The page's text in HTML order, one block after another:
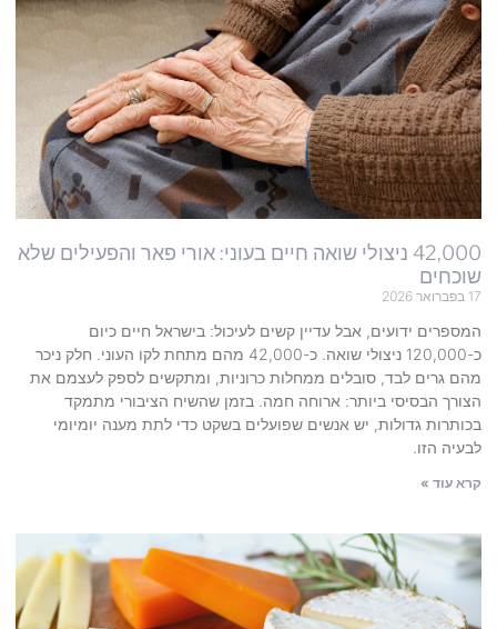
42,000 ניצולי שואה חיים בעוני: אורי פאר והפעילים שלא
שוכחים
17 בפברואר 2026
המספרים ידועים, אבל עדיין קשים לעיכול: בישראל חיים כיום
כ-120,000 ניצולי שואה. כ-42,000 מהם מתחת לקו העוני. חלק ניכר
מהם גרים לבד, סובלים ממחלות כרוניות, ומתקשים לספק לעצמם את
הצורך הבסיסי ביותר: ארוחה חמה. בזמן שהשיח הציבורי מתמקד
בכותרות גדולות, יש אנשים שפועלים בשקט כדי לתת מענה יומיומי
לבעיה הזו.
קרא עוד »